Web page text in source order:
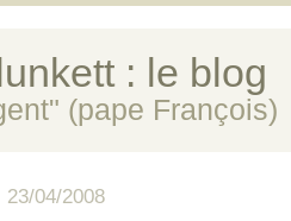
: le blog
(pape François)
23/04/2008